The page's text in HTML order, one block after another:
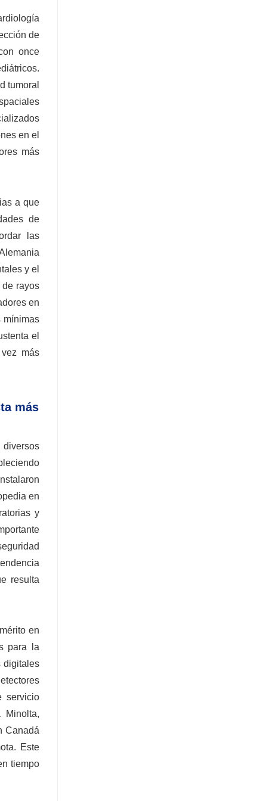
de
once
tumoral
en el
más
a que
de
las
y el
de rayos
en
mínimas
el
más
más
en
y
resulta
en
para la
digitales
servicio
Minolta,
Canadá
Este
tiempo